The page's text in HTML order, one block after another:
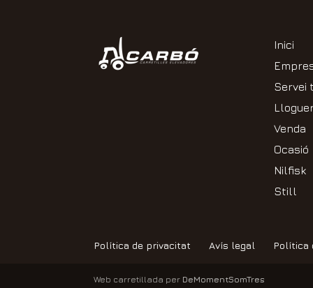
Inici
Servei
Venda
Ocasió
Nilfisk
Still
Política de privacitat Avís legal Política
Web carretillada per DeMomentSomTres